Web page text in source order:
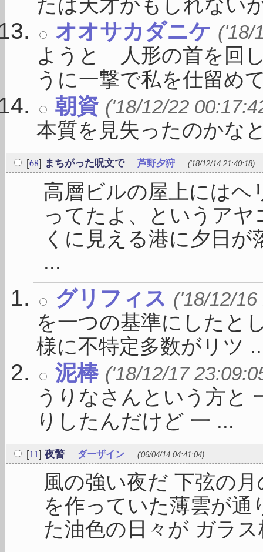
たは天才かもしれない
オオサカダニケ ('18/
ようと 人形の首を回
うに一撃で私を仕留め
朝資 ('18/12/22
本質を見失ったのかな
[68] まちがった呪文で 芦野夕狩 ('18/12/14 21:40:18)
高層ビルの屋上にはヘ
ってたよ、というア
くに見える港に夕日
...
グリフィス ('18/12/
を一つの基準にしたと
様に不特定多数がリツ
泥棒 ('18/12/17
うりなさんという方と
りしたんだけど 一 ...
[11] 夜警 ダーザイン ('06/04/14 04:41:04)
風の強い夜だ 下弦の
を作っていた薄雲が通
た油色の日々が ガラ